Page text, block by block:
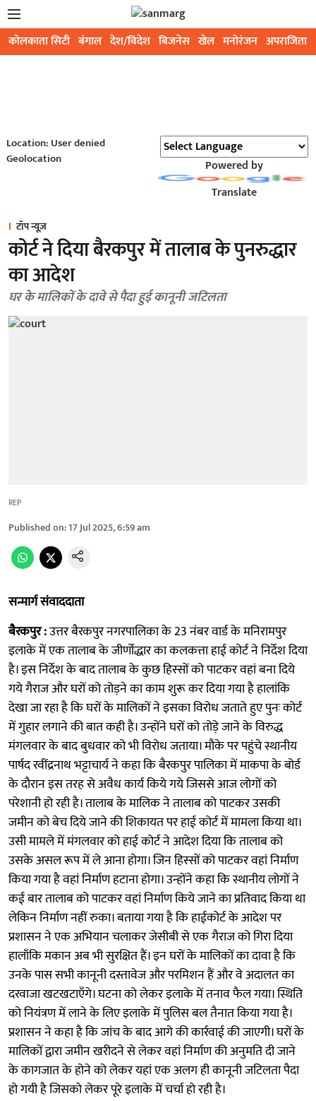
कोलकाता सिटी बंगाल देश/विदेश बिजनेस खेल मनोरंजन अपराजिता
Location: User denied
Geolocation
Powered by
Translate
टॉप न्यूज़
कोर्ट ने दिया बैरकपुर में तालाब के पुनरुद्धार
का आदेश
घर के मालिकों के दावे से पैदा हुई कानूनी जटिलता
REP
Published on:17 Jul 2025, 6:59 am
सन्मार्ग संवाददाता
बैरकपुर :उत्तर बैरकपुर नगरपालिका के 23 नंबर वार्ड के मनिरामपुर
इलाके में एक तालाब के जीर्णोद्धार का कलकत्ता हाई कोर्ट ने निर्देश दिया
है। इस निर्देश के बाद तालाब के कुछ हिस्सों को पाटकर वहां बना दिये
गये गैराज और घरों को तोड़ने का काम शुरू कर दिया गया है हालांकि
देखा जा रहा है कि घरों के मालिकों ने इसका विरोध जताते हुए पुनः कोर्ट
में गुहार लगाने की बात कही है। उन्होंने घरों को तोड़े जाने के विरुद्ध
मंगलवार के बाद बुधवार को भी विरोध जताया। मौके पर पहुंचे स्थानीय
पार्षद रवींद्रनाथ भट्टाचार्य ने कहा कि बैरकपुर पालिका में माकपा के बोर्ड
के दौरान इस तरह से अवैध कार्य किये गये जिससे आज लोगों को
परेशानी हो रही है। तालाब के मालिक ने तालाब को पाटकर उसकी
जमीन को बेच दिये जाने की शिकायत पर हाई कोर्ट में मामला किया था।
उसी मामले में मंगलवार को हाई कोर्ट ने आदेश दिया कि तालाब को
उसके असल रूप में ले आना होगा। जिन हिस्सों को पाटकर वहां निर्माण
किया गया है वहां निर्माण हटाना होगा। उन्होंने कहा कि स्थानीय लोगों ने
कई बार तालाब को पाटकर वहां निर्माण किये जाने का प्रतिवाद किया था
लेकिन निर्माण नहीं रुका। बताया गया है कि हाईकोर्ट के आदेश पर
प्रशासन ने एक अभियान चलाकर जेसीबी से एक गैराज को गिरा दिया
हालाँकि मकान अब भी सुरक्षित हैं। इन घरों के मालिकों का दावा है कि
उनके पास सभी कानूनी दस्तावेज और परमिशन हैं और वे अदालत का
दरवाजा खटखटाएँगे। घटना को लेकर इलाके में तनाव फैल गया। स्थिति
को नियंत्रण में लाने के लिए इलाके में पुलिस बल तैनात किया गया है।
प्रशासन ने कहा है कि जांच के बाद आगे की कार्रवाई की जाएगी। घरों के
मालिकों द्वारा जमीन खरीदने से लेकर वहां निर्माण की अनुमति दी जाने
के कागजात के होने को लेकर यहां एक अलग ही कानूनी जटिलता पैदा
हो गयी है जिसको लेकर पूरे इलाके में चर्चा हो रही है।